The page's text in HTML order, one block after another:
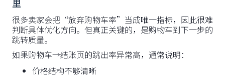
里
很多卖家会把“放弃购物车率”当成唯一指标，因此很难
判断具体优化方向。但真正关键的，是购物车到下一步的
跳转质量。
如果购物车→结账页的跳出率异常高，通常说明：
价格结构不够清晰